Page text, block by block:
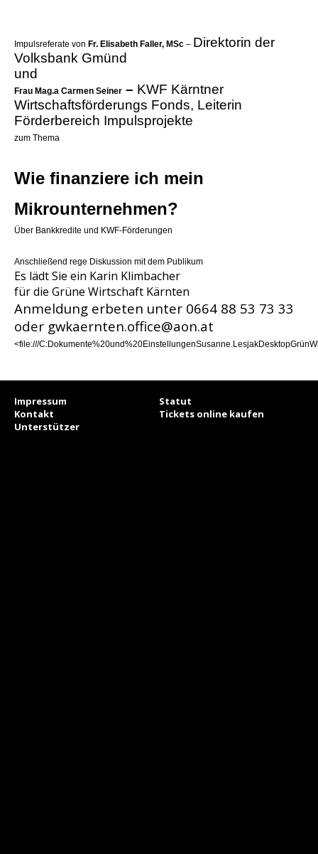
Impulsreferate von Fr. Elisabeth Faller, MSc – Direktorin der
Volksbank Gmünd
und
Frau Mag.a Carmen Seiner – KWF Kärntner
Wirtschaftsförderungs Fonds, Leiterin
Förderbereich Impulsprojekte
zum Thema
Wie finanziere ich mein
Mikrounternehmen?
Über Bankkredite und KWF-Förderungen
Anschließend rege Diskussion mit dem Publikum
Es lädt Sie ein Karin Klimbacher
für die Grüne Wirtschaft Kärnten
Anmeldung erbeten unter 0664 88 53 73 33
oder gwkaernten.office@aon.at
<file:///
Impressum
Statut
Kontakt
Tickets online kaufen
Unterstützer